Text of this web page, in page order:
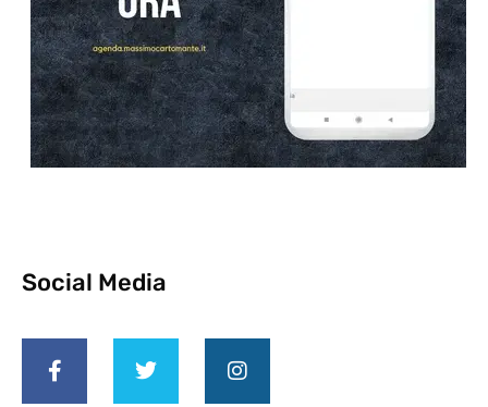
Social Media